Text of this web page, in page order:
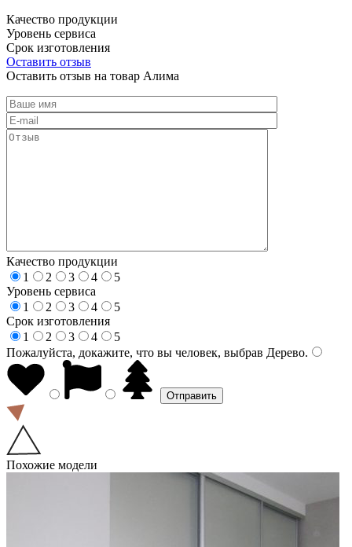
Качество продукции
Уровень сервиса
Срок изготовления
Оставить отзыв
Оставить отзыв на товар Алима
Качество продукции
1
2 3 4
5
Уровень сервиса
1
2 3 4
5
Срок изготовления
1
2 3 4
5
Пожалуйста, докажите, что вы человек, выбрав Дерево.
Похожие модели